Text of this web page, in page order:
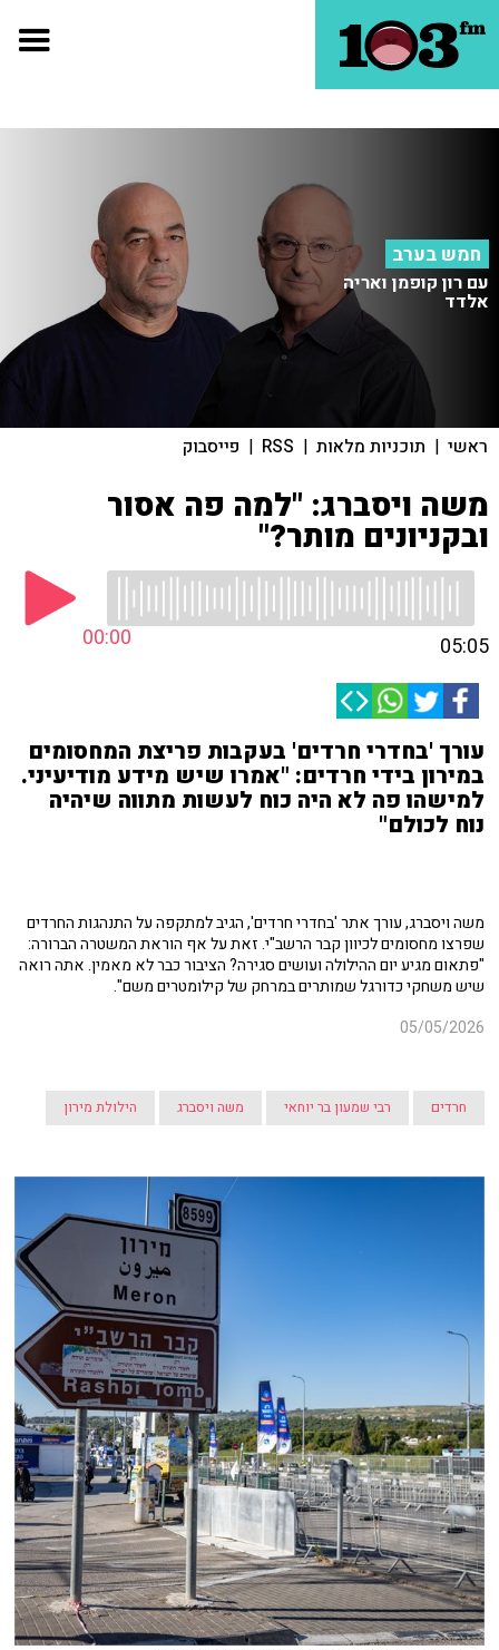
חמש בערב
עם רון קופמן ואריה
אלדד
ראשי | תוכניות מלאות |
RSS
| פייסבוק
משה ויסברג: "למה פה אסור
ובקניונים מותר?"
00:00 05:05
עורך 'בחדרי חרדים' בעקבות פריצת המחסומים
במירון בידי חרדים: "אמרו שיש מידע מודיעיני.
למישהו פה לא היה כוח לעשות מתווה שיהיה
נוח לכולם"
משה ויסברג, עורך אתר 'בחדרי חרדים', הגיב למתקפה על התנהגות החרדים
שפרצו מחסומים לכיוון קבר הרשב"י. זאת על אף הוראת המשטרה הברורה:
"פתאום מגיע יום ההילולה ועושים סגירה? הציבור כבר לא מאמין. אתה רואה
שיש משחקי כדורגל שמותרים במרחק של קילומטרים משם".
05/05/2026
חרדים רבי שמעון בר יוחאי משה ויסברג הילולת מירון